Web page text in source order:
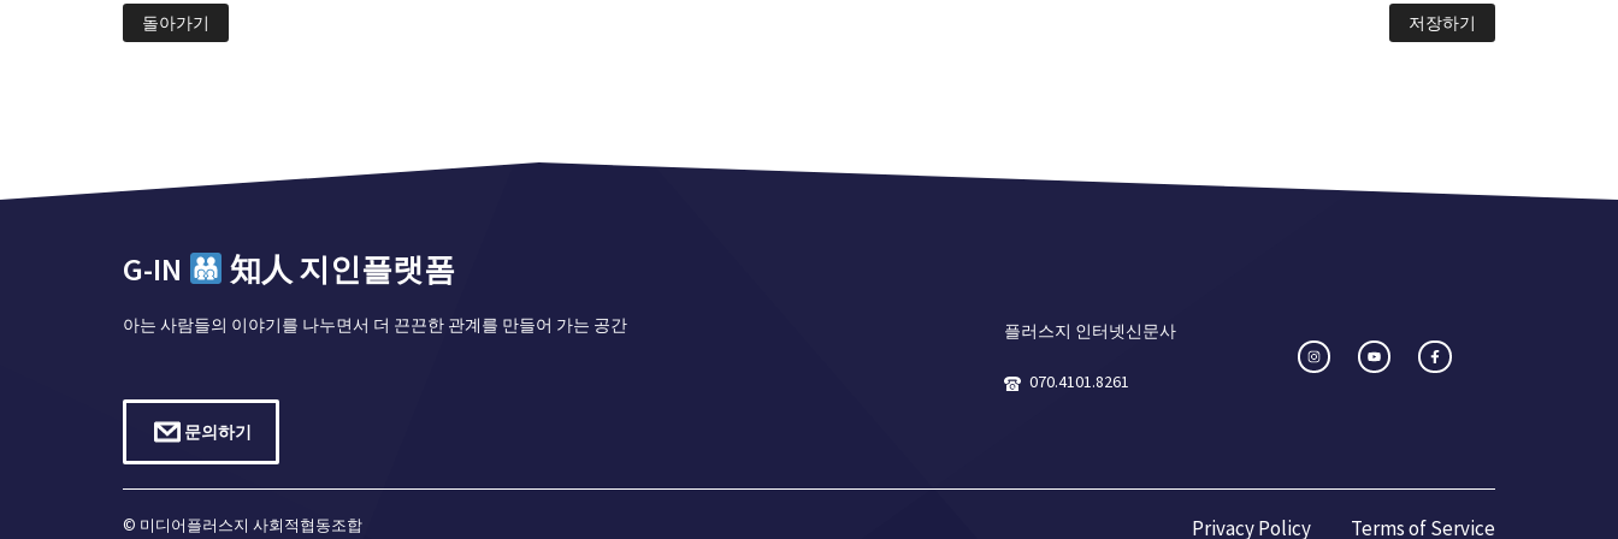
돌아가기 저장하기
G-IN 知人 지인플랫폼
아는 사람들의 이야기를 나누면서 더 끈끈한 관계를 만들어 가는 공간
문의하기
플러스지 인터넷신문사
070.4101.8261
© 미디어플러스지 사회적협동조합 Privacy Policy Terms of Service